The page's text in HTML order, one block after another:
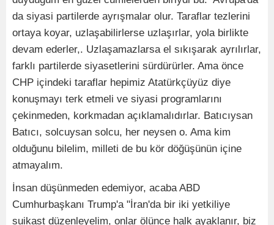
da siyasi partilerde ayrışmalar olur. Taraflar tezlerini
ortaya koyar, uzlaşabilirlerse uzlaşırlar, yola birlikte
devam ederler,. Uzlaşamazlarsa el sıkışarak ayrılırlar,
farklı partilerde siyasetlerini sürdürürler. Ama önce
CHP içindeki taraflar hepimiz Atatürkçüyüz diye
konuşmayı terk etmeli ve siyasi programlarını
çekinmeden, korkmadan açıklamalıdırlar. Batıcıysan
Batıcı, solcuysan solcu, her neysen o. Ama kim
olduğunu bilelim, milleti de bu kör döğüşünün içine
atmayalım.
İnsan düşünmeden edemiyor, acaba ABD
Cumhurbaşkanı Trump'a "İran'da bir iki yetkiliye
suikast düzenleyelim, onlar ölünce halk ayaklanır, biz